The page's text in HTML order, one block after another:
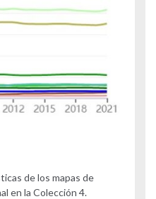
de los mapas de
en la Colección 4.